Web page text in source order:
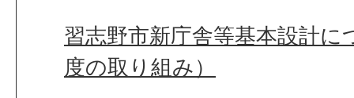
習志野市新庁舎等基本設計に
度の取り組み）